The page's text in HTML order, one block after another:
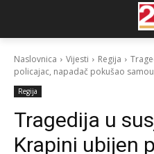
Naslovnica Vijesti Regija
policajac, napadač pokušao
Regija
Tragedija u
Krapini ubijen